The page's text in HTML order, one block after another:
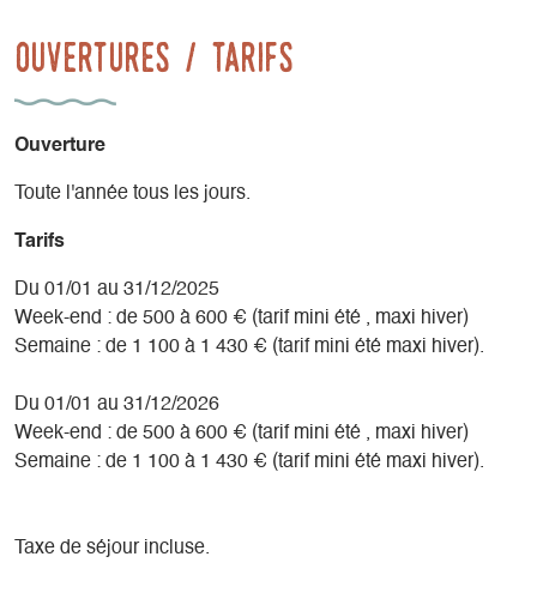
pièce à vivre, couchage canapé lit.
chaises de jardin.
Accès illimité à internet, tv.
chevaux avec parc électrifié.
Ouvertures / tarifs
Ouverture
Toute l'année tous les jours.
Tarifs
Du 01/01 au 31/12/2025
Week-end : de 500 à 600 € (tarif mini été , maxi hiver)
Semaine : de 1 100 à 1 430 € (tarif mini été maxi hiver).
Du 01/01 au 31/12/2026
Week-end : de 500 à 600 € (tarif mini été , maxi hiver)
Semaine : de 1 100 à 1 430 € (tarif mini été maxi hiver).
Taxe de séjour incluse.